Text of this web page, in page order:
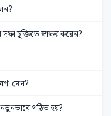
দফা চুক্তিতে স্বাক্ষর করেন?
দেন?
নতুনভাবে গঠিত হয়?